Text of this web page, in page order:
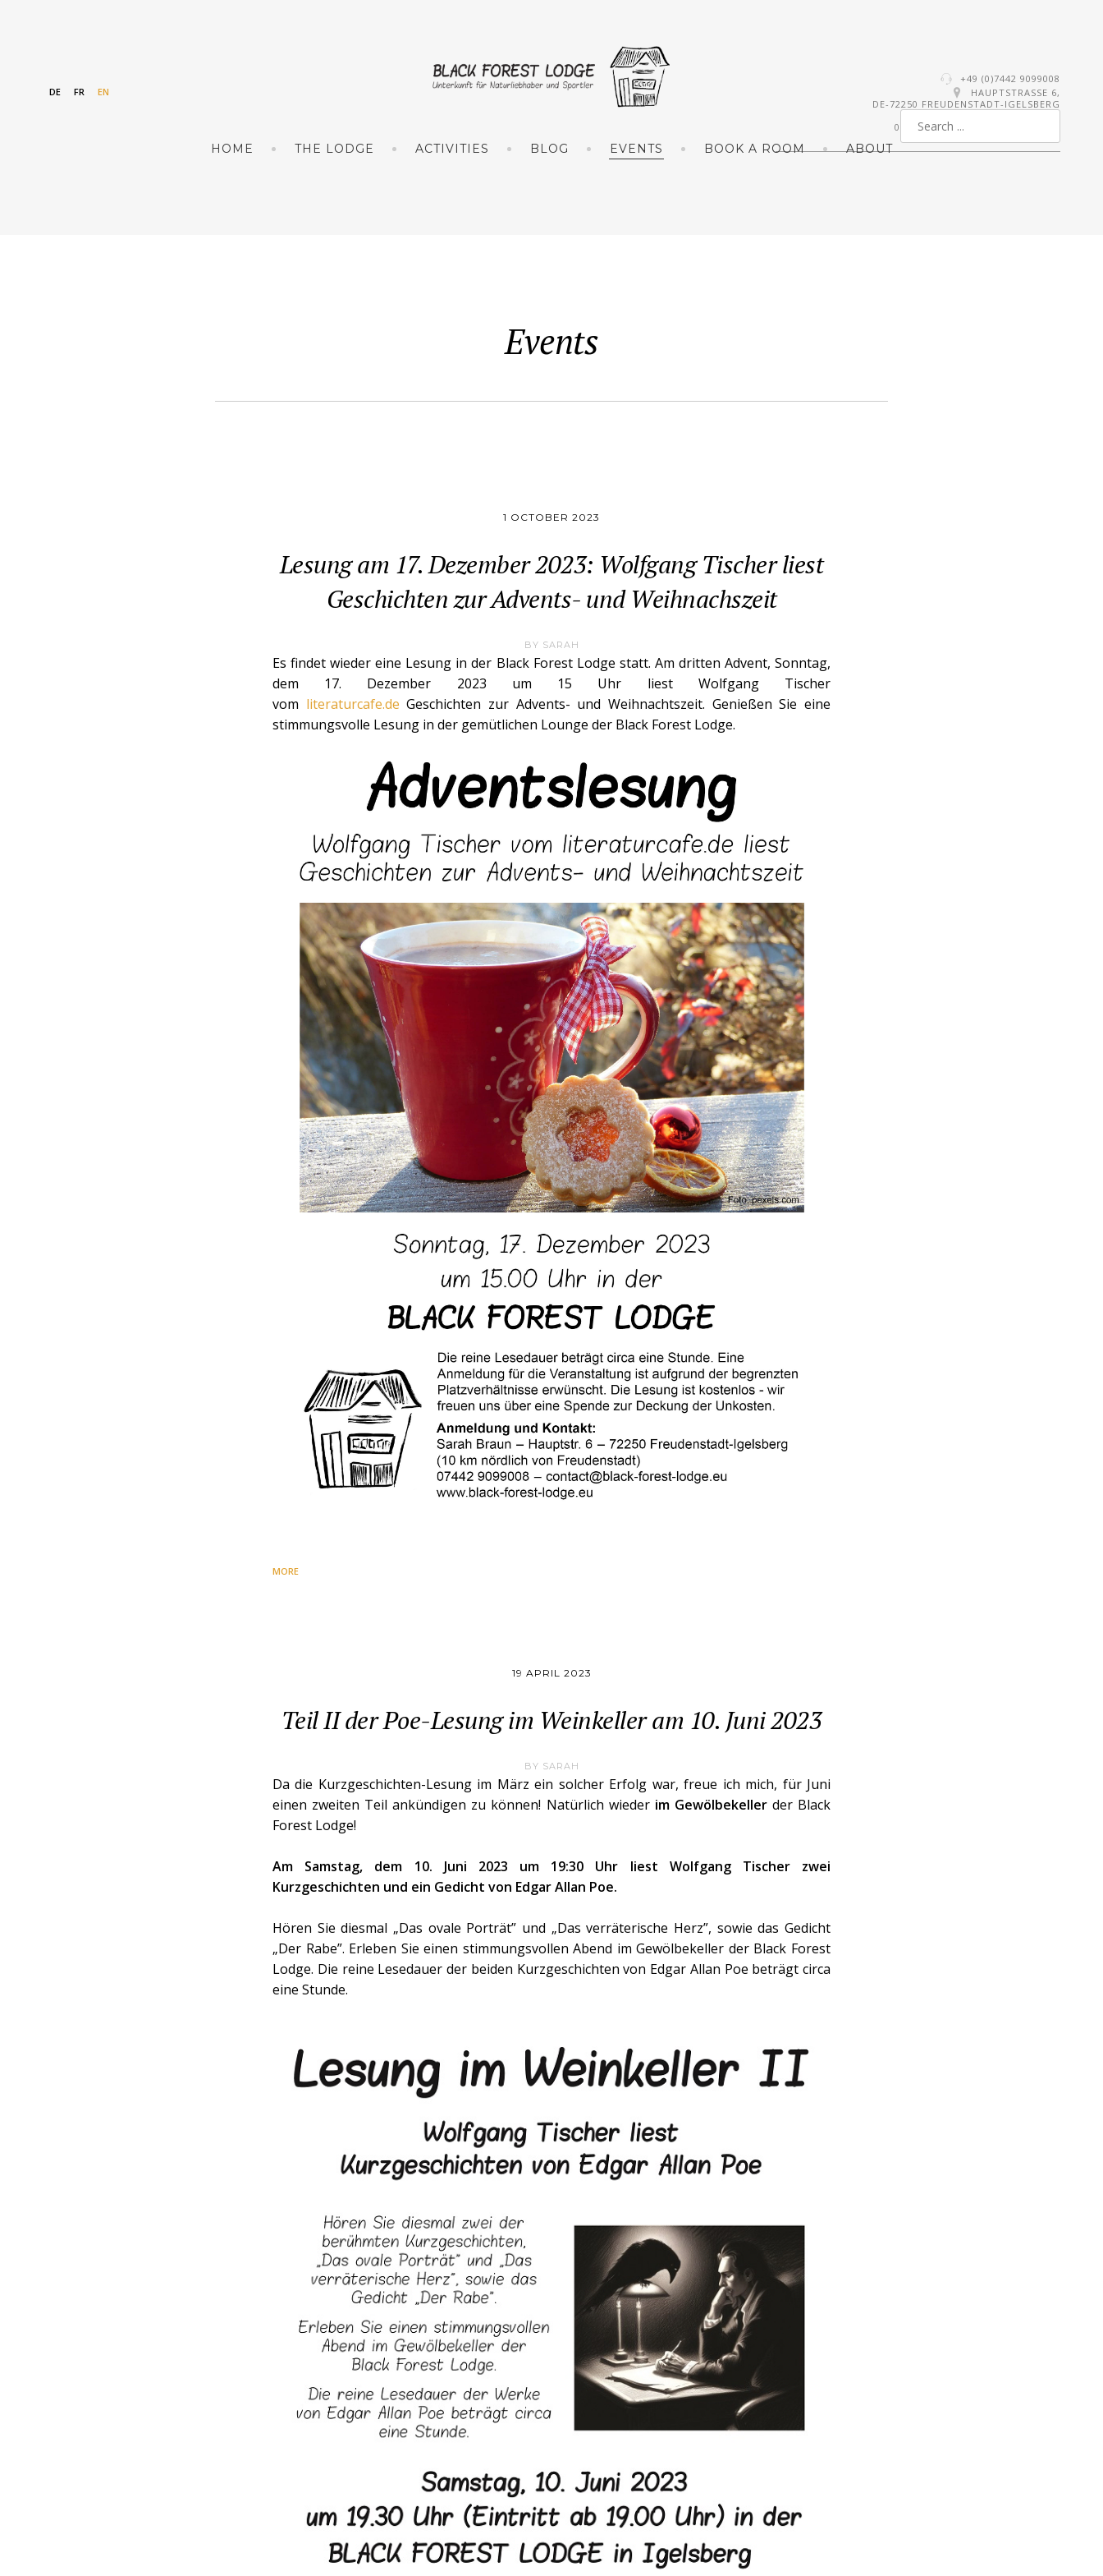
DE FR EN
+49 (0)7442 9099008
HAUPTSTRASSE 6,
DE-72250 FREUDENSTADT-IGELSBERG
0
HOME THE LODGE ACTIVITIES BLOG EVENTS BOOK A ROOM ABOUT
Events
1 OCTOBER 2023
Lesung am 17. Dezember 2023: Wolfgang Tischer liest
Geschichten zur Advents- und Weihnachszeit
BY SARAH
Es findet wieder eine Lesung in der Black Forest Lodge statt. Am dritten Advent, Sonntag,
dem 17. Dezember 2023 um 15 Uhr liest Wolfgang Tischer
vom literaturcafe.de Geschichten zur Advents- und Weihnachtszeit. Genießen Sie eine
stimmungsvolle Lesung in der gemütlichen Lounge der Black Forest Lodge.
MORE
19 APRIL 2023
Teil II der Poe-Lesung im Weinkeller am 10. Juni 2023
BY SARAH
Da die Kurzgeschichten-Lesung im März ein solcher Erfolg war, freue ich mich, für Juni
einen zweiten Teil ankündigen zu können! Natürlich wieder im Gewölbekellerder Black
Forest Lodge!
Am Samstag, dem 10. Juni 2023 um 19:30 Uhr liest Wolfgang Tischer zwei
Kurzgeschichten und ein Gedicht von Edgar Allan Poe.
Hören Sie diesmal „Das ovale Porträt” und „Das verräterische Herz”, sowie das Gedicht
„Der Rabe”. Erleben Sie einen stimmungsvollen Abend im Gewölbekeller der Black Forest
Lodge. Die reine Lesedauer der beiden Kurzgeschichten von Edgar Allan Poe beträgt circa
eine Stunde.